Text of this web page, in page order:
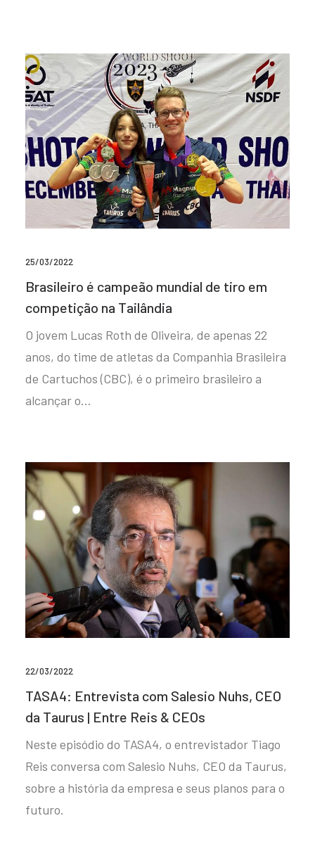
25/03/2022
Brasileiro é campeão mundial de tiro em
competição na Tailândia
O jovem Lucas Roth de Oliveira, de apenas 22
anos, do time de atletas da Companhia Brasileira
de Cartuchos (CBC), é o primeiro brasileiro a
alcançar o…
22/03/2022
TASA4: Entrevista com Salesio Nuhs, CEO
da Taurus | Entre Reis & CEOs
Neste episódio do TASA4, o entrevistador Tiago
Reis conversa com Salesio Nuhs, CEO da Taurus,
sobre a história da empresa e seus planos para o
futuro.